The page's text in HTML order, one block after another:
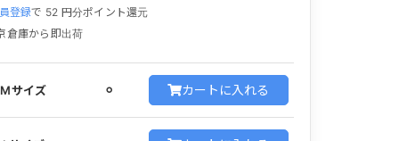
登録で 52 円分ポイント還元
倉庫から即出荷
Mサイズ ⚪︎ カートに入れる